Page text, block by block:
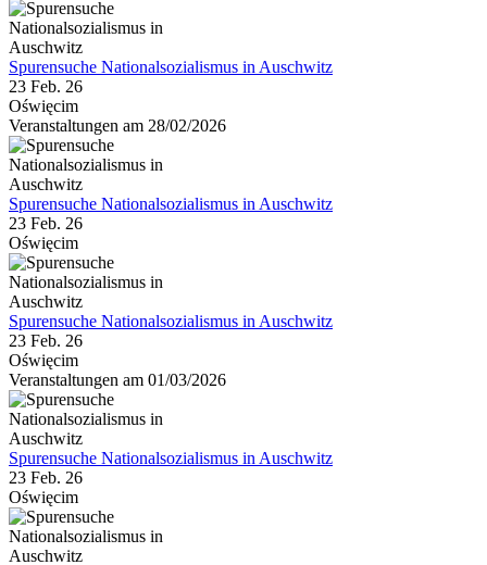
Spurensuche Nationalsozialismus in Auschwitz
23 Feb. 26
Oświęcim
Veranstaltungen am 28/02/2026
Spurensuche Nationalsozialismus in Auschwitz
23 Feb. 26
Oświęcim
Spurensuche Nationalsozialismus in Auschwitz
23 Feb. 26
Oświęcim
Veranstaltungen am 01/03/2026
Spurensuche Nationalsozialismus in Auschwitz
23 Feb. 26
Oświęcim